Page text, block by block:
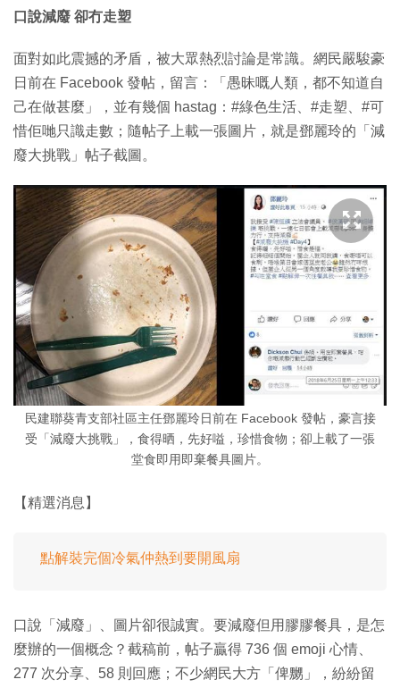
口說減廢 卻冇走塑
面對如此震撼的矛盾，被大眾熱烈討論是常識。網民嚴駿豪
日前在 Facebook 發帖，留言：「愚昧嘅人類，都不知道自
己在做甚麼」，並有幾個 hastag：#綠色生活、#走塑、#可
惜佢哋只識走數；隨帖子上載一張圖片，就是鄧麗玲的「減
廢大挑戰」帖子截圖。
民建聯葵青支部社區主任鄧麗玲日前在 Facebook 發帖，豪言接
受「減廢大挑戰」，食得晒，先好嗌，珍惜食物；卻上載了一張
堂食即用即棄餐具圖片。
【精選消息】
點解裝完個冷氣仲熱到要開風扇
口說「減廢」、圖片卻很誠實。要減廢但用膠膠餐具，是怎
麼辦的一個概念？截稿前，帖子贏得 736 個 emoji 心情、
277 次分享、58 則回應；不少網民大方「俾嬲」，紛紛留